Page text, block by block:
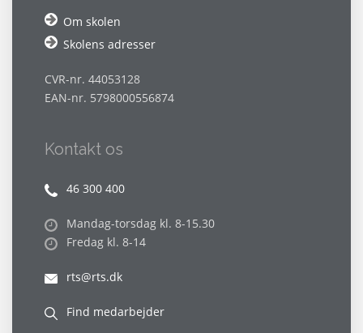
Om skolen
Skolens adresser
CVR-nr. 44053128
EAN-nr. 5798000556874
Kontakt os
46 300 400
Mandag-torsdag kl. 8-15.30
Fredag kl. 8-14
rts@rts.dk
Find medarbejder